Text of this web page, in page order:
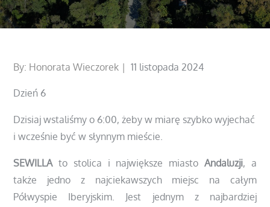
By: Honorata Wieczorek
Posted
11 listopada 2024
Dzień 6
Dzisiaj wstaliśmy o 6:00, żeby w miarę szybko wyjechać
i wcześnie być w słynnym mieście.
SEWILLAto stolica i największe miasto Andaluzji, a
także jedno z najciekawszych miejsc na całym
Półwyspie Iberyjskim. Jest jednym z najbardziej